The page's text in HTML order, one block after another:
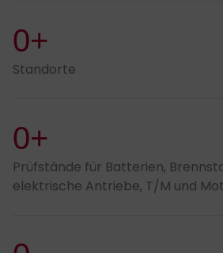
0+
Standorte
0+
Prüfstände für Batterien,
elektrische Antriebe, T/M und